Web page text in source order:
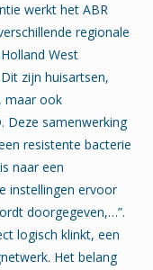
werkt het ABR
regionale
West
zijn huisartsen,
maar ook
Deze samenwerking
resistente bacterie
naar een
instellingen ervoor
doorgegeven,…”.
logisch klinkt, een
Het belang